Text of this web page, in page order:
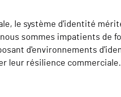
le système d'identité
sommes impatients de
d'environnements
leur résilience commerciale.